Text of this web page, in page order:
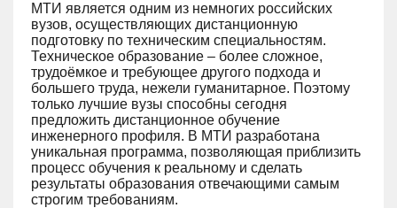
МТИ является одним из немногих российских
вузов, осуществляющих дистанционную
подготовку по техническим специальностям.
Техническое образование – более сложное,
трудоёмкое и требующее другого подхода и
большего труда, нежели гуманитарное. Поэтому
только лучшие вузы способны сегодня
предложить дистанционное обучение
инженерного профиля. В МТИ разработана
уникальная программа, позволяющая приблизить
процесс обучения к реальному и сделать
результаты образования отвечающими самым
строгим требованиям.